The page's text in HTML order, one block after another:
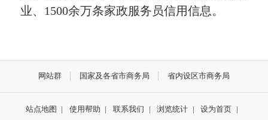
业、1500余万条家政服务员信用信息。
网站群 国家及各省市商务局 省内设区市商务局
站点地图 | 使用帮助 | 联系我们 | 浏览统计 | 设为首页 |